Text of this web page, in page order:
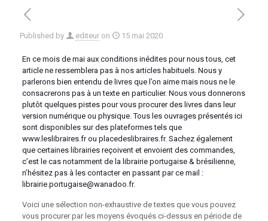
Published by editeur on 15 mai 2020
En ce mois de mai aux conditions inédites pour nous tous, cet
article ne ressemblera pas à nos articles habituels. Nous y
parlerons bien entendu de livres que l’on aime mais nous ne le
consacrerons pas à un texte en particulier. Nous vous donnerons
plutôt quelques pistes pour vous procurer des livres dans leur
version numérique ou physique. Tous les ouvrages présentés ici
sont disponibles sur des plateformes tels que
www.leslibraires.fr ou placedeslibraires.fr. Sachez également
que certaines librairies reçoivent et envoient des commandes,
c’est le cas notamment de la librairie portugaise & brésilienne,
n’hésitez pas à les contacter en passant par ce mail :
librairie.portugaise@wanadoo.fr.
Voici une sélection non-exhaustive de textes que vous pouvez
vous procurer par les moyens évoqués ci-dessus en période de